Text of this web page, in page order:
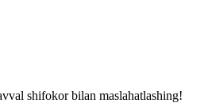
shifokor bilan maslahatlashing!